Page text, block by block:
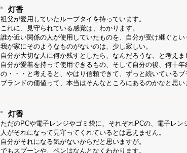
灯香
祖父が愛用していたループタイを持っています。
これに、見守られている感覚は、わかります。
誰か近い関係の人が使用していたものを、自分が受け継ぐと
我が家にそのようなものがないのは、少し寂しい。
自分が大切な人に何か残すとしたら、なんだろうな。と考えま
自分が愛着を持って使用できるもの、そして自分の後、何十
の・・・と考えると、やはり信頼できて、ずっと続いているブ
ブランドの価値って、本当はそんなところにあるのかなと思い
灯香
ただのPCや電子レンジやゴミ袋に、それぞれPCの、電子レ
人がそれになって見守ってくれているとは思えません。
自分がそれになる気がないからだと思いますが。
でもスプーンや、ペンはなんとなくわかります。